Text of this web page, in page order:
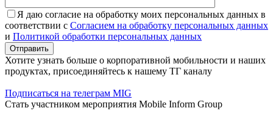
Я даю согласие на обработку моих персональных данных в
соответствии с Согласием на обработку персональных данных
и Политикой обработки персональных данных
Отправить
Хотите узнать больше о корпоративной мобильности и наших
продуктах, присоединяйтесь к нашему ТГ каналу
Подписаться на телеграм MIG
Стать участником мероприятия Mobile Inform Group